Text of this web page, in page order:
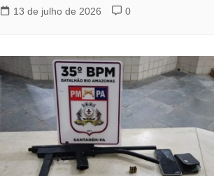
13 de julho de 2026
0